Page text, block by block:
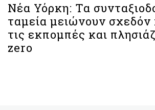
Νέα Υόρκη: Τα
ταμεία μειώνουν σχεδόν
τις εκπομπές και
zero